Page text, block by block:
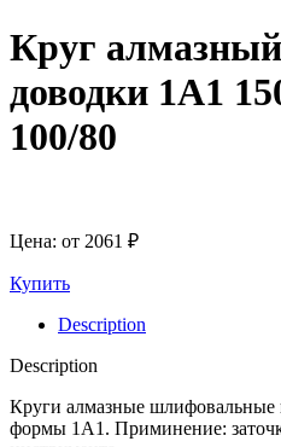
Круг
доводки 1А1
100/80
Цена: от 2061 ₽
Купить
Description
Description
Круги алмазные шлифовальные
формы 1A1. Приминение: